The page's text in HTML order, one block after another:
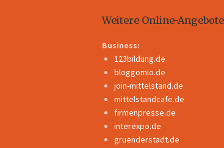
Weitere Online-
Business:
123bildung.de
bloggomio.de
join-mittelstand.de
mittelstandcafe.de
firmenpresse.de
interexpo.de
gruenderstadt.de